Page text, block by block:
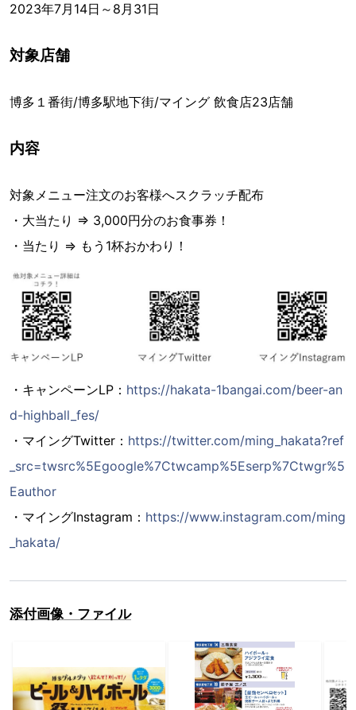
2023年7月14日～8月31日
対象店舗
博多１番街/博多駅地下街/マイング 飲食店23店舗
内容
対象メニュー注文のお客様へスクラッチ配布
・大当たり ⇒ 3,000円分のお食事券！
・当たり ⇒ もう1杯おかわり！
・キャンペーンLP： https://hakata-1bangai.com/beer-an
d-highball_fes/
・マイングTwitter： https://twitter.com/ming_hakata?ref
_src=twsrc%5Egoogle%7Ctwcamp%5Eserp%7Ctwgr%5
Eauthor
・マイングInstagram： https://www.instagram.com/ming
_hakata/
添付画像・ファイル